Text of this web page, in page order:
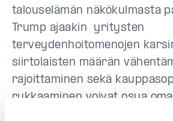
talouselämän näkökulmasta
Trump ajaakin yritysten
terveydenhoitomenojen
siirtolaisten määrän
rajoittaminen sekä
rukkaaminen voivat osua
Lisäksi Trumpin